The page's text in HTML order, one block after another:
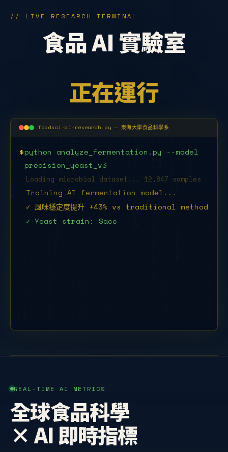
// LIVE RESEARCH TERMINAL
食品 AI 實驗室
正在運行
foodsci-ai-research.py — 東海大學食品科學系
$python analyze_fermentation.py --model
precision_yeast_v3
Loading microbial dataset... 12,847 samples
Training AI fermentation model...
✓ 風味穩定度提升 +43% vs traditional method
✓ Yeast strain: Saccharomyces
REAL-TIME AI METRICS
全球食品科學
× AI 即時指標